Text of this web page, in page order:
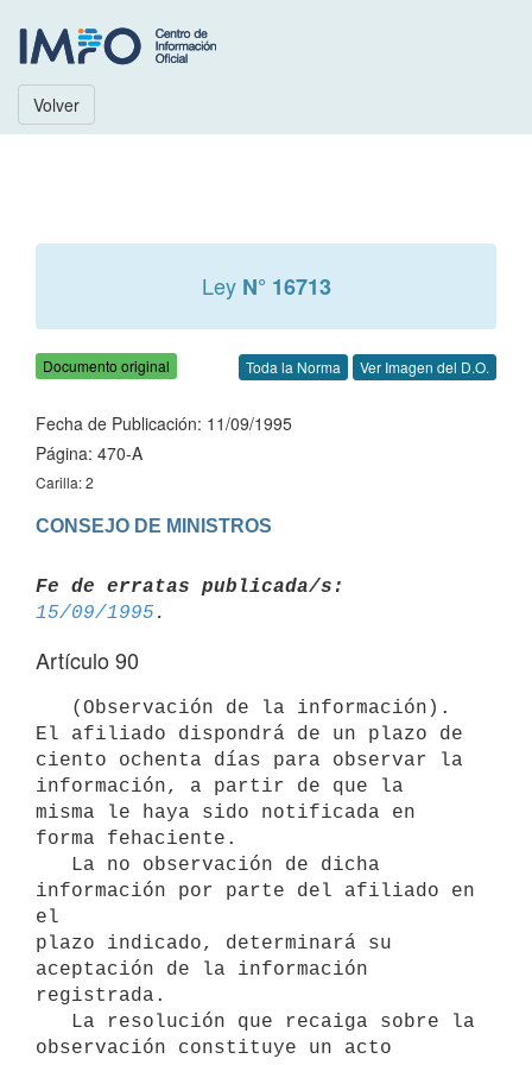
Volver
Ley N° 16713
Documento original Toda la Norma Ver Imagen del D.O.
Fecha de Publicación: 11/09/1995
Página: 470-A
Carilla: 2
Fe de erratas publicada/s:
15/09/1995
Artículo 90
El afiliado dispondrá de un plazo de
ciento ochenta días para observar la
información, a partir de que la
misma le haya sido notificada en
forma fehaciente.
información por parte del afiliado en
el
plazo indicado, determinará su
aceptación de la información
registrada.
observación constituye un acto